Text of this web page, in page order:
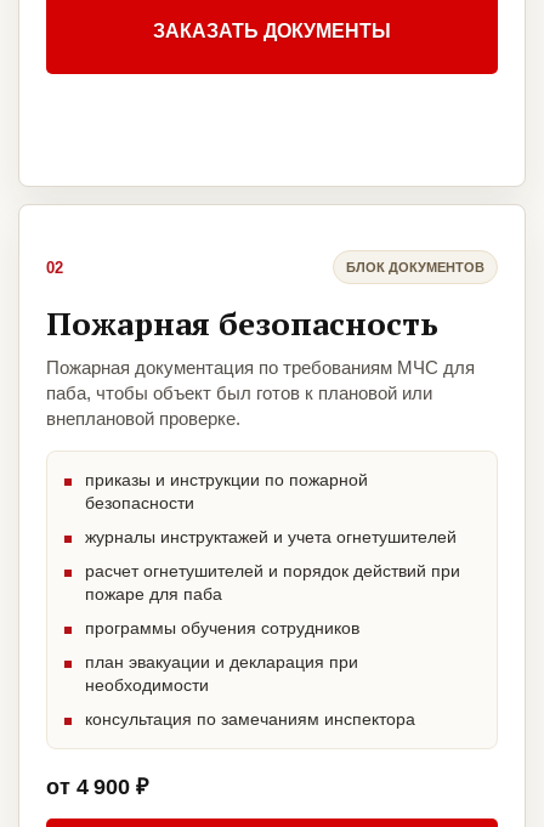
ЗАКАЗАТЬ ДОКУМЕНТЫ
02 БЛОК ДОКУМЕНТОВ
Пожарная безопасность
Пожарная документация по требованиям МЧС для
паба, чтобы объект был готов к плановой или
внеплановой проверке.
приказы и инструкции по пожарной
безопасности
журналы инструктажей и учета огнетушителей
расчет огнетушителей и порядок действий при
пожаре для паба
программы обучения сотрудников
план эвакуации и декларация при
необходимости
консультация по замечаниям инспектора
от 4 900 ₽